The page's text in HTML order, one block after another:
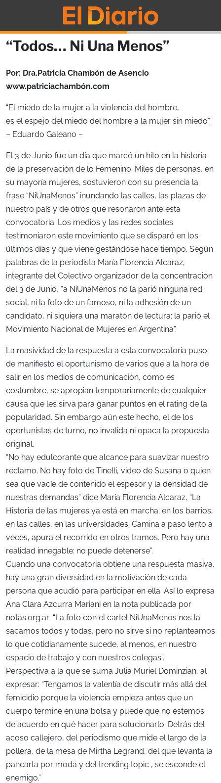
“Todos… Ni Una Menos”
Por: Dra.Patricia Chambón de Asencio
www.patriciachambón.com
“El miedo de la mujer a la violencia del hombre,
es el espejo del miedo del hombre a la mujer sin miedo”.
– Eduardo Galeano –
El 3 de Junio fue un día que marcó un hito en la historia
de la preservación de lo Femenino. Miles de personas, en
su mayoría mujeres, sostuvieron con su presencia la
frase “NiUnaMenos” inundando las calles, las plazas de
nuestro país y de otros que resonaron ante esta
convocatoria. Los medios y las redes sociales
testimoniaron este movimiento que se disparó en los
últimos días y que viene gestándose hace tiempo. Según
palabras de la periodista María Florencia Alcaraz,
integrante del Colectivo organizador de la concentración
del 3 de Junio, “a NiUnaMenos no la parió ninguna red
social, ni la foto de un famoso, ni la adhesión de un
candidato, ni siquiera una maratón de lectura: la parió el
Movimiento Nacional de Mujeres en Argentina”.
La masividad de la respuesta a esta convocatoria puso
de manifiesto el oportunismo de varios que a la hora de
salir en los medios de comunicación, como es
costumbre, se apropian temporariamente de cualquier
causa que les sirva para ganar puntos en el rating de la
popularidad. Sin embargo aún este hecho, el de los
oportunistas de turno, no invalida ni opaca la propuesta
original.
“No hay edulcorante que alcance para suavizar nuestro
reclamo. No hay foto de Tinelli, video de Susana o quien
sea que vacíe de contenido el espesor y la densidad de
nuestras demandas” dice María Florencia Alcaraz, “La
Historia de las mujeres ya está en marcha: en los barrios,
en las calles, en las universidades. Camina a paso lento a
veces, apura el recorrido en otros tramos. Pero hay una
realidad innegable: no puede detenerse”.
Cuando una convocatoria obtiene una respuesta masiva,
hay una gran diversidad en la motivación de cada
persona que acudió para participar en ella. Así lo expresa
Ana Clara Azcurra Mariani en la nota publicada por
notas.org.ar: “La foto con el cartel NiUnaMenos nos la
sacamos todos y todas, pero no sirve si no replanteamos
lo que cotidianamente sucede, al menos, en nuestro
espacio de trabajo y con nuestros colegas”.
Perspectiva a la que se suma Julia Muriel Dominzian, al
expresar: “Tengamos la valentía de discutir más allá del
femicidio porque la violencia empieza antes que un
cuerpo termine en una bolsa y puede que no estemos
de acuerdo en qué hacer para solucionarlo. Detrás del
acoso callejero, del periodismo que mide el largo de la
pollera, de la mesa de Mirtha Legrand, del que levanta la
pancarta por moda y del trending topic , se esconde el
enemigo.”